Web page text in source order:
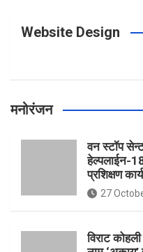
Website Design
मनोरंजन
वन स्टॉप
हेल्पलाईन-
प्रशिक्षण
27
विराट